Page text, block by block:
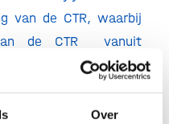
Over
van de CTR, waarbij
de CTR vanuit
wordt belicht.
toe wat de